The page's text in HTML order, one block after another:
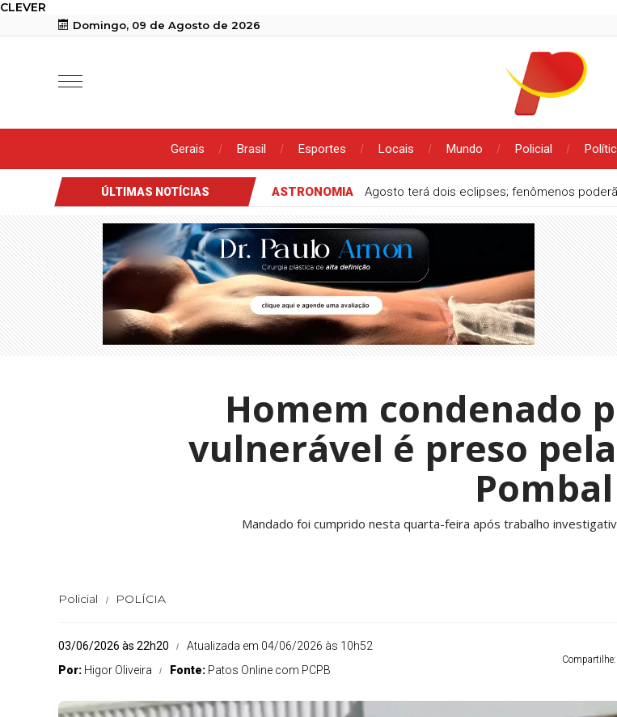
CLEVER
Domingo, 09 de Agosto de 2026
Gerais Brasil Esportes Locais Mundo Policial
ÚLTIMAS NOTÍCIAS ASTRONOMIA Agosto terá dois eclipses; fenômenos
Homem condenado
vulnerável é preso
Pombal
Mandado foi cumprido nesta quarta-feira após trabalho
Policial POLÍCIA
03/06/2026 às 22h20
Atualizada em 04/06/2026 às 10h52
Por: Higor Oliveira Fonte: Patos Online com PCPB
Compartilhe: